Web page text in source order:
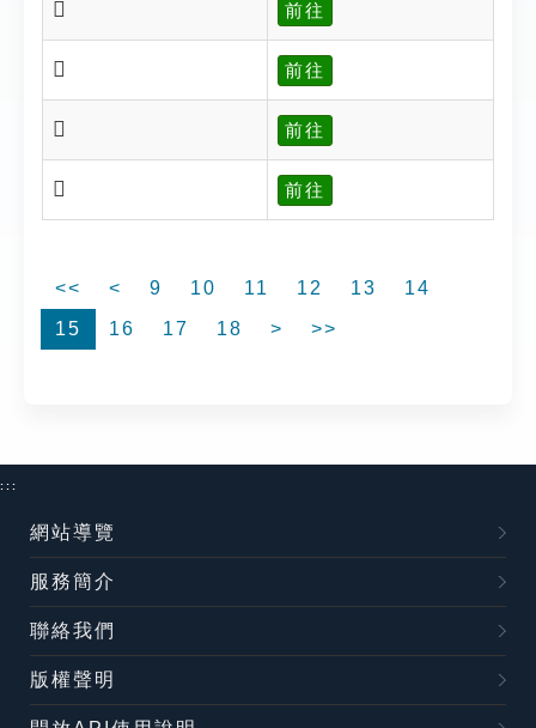
𦏇 前往
𦏈 前往
𦏉 前往
𦏊 前往
<< < 9 10 11 12 13
14
15
16 17 18 > >>
:::
網站導覽
服務簡介
聯絡我們
版權聲明